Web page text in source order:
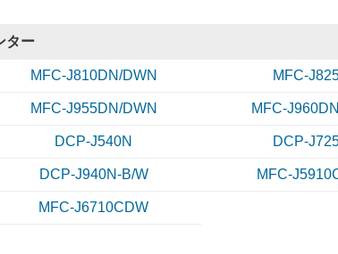
色パック)ブラザー[brother]互換インクカートリッジ
J940N
なくても
賀状の時に位しかカラー印刷しないから、十分満足
ター
MFC-J810DN/DWN MFC-
MFC-J955DN/DWN MFC-
DCP-J540N DCP-
DCP-J940N-B/W MFC-
MFC-J6710CDW